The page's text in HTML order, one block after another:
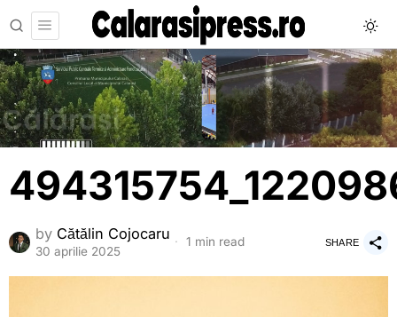
by Cătălin Cojocaru
30 aprilie 2025
1 min read SHARE